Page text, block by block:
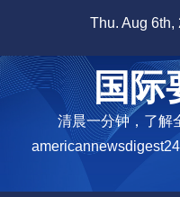
content
Thu. Aug 6th,
国际
清晨一分钟，了解